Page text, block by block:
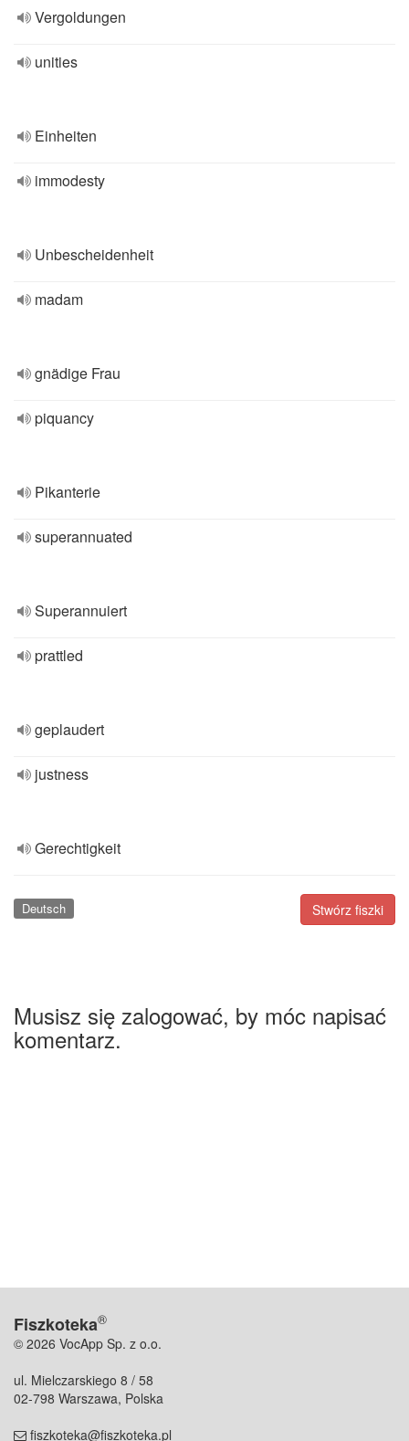
Vergoldungen
unities
Einheiten
immodesty
Unbescheidenheit
madam
gnädige Frau
piquancy
Pikanterie
superannuated
Superannuiert
prattled
geplaudert
justness
Gerechtigkeit
Stwórz fiszki
Deutsch
Musisz się zalogować, by móc napisać
komentarz.
Fiszkoteka®
© 2026 VocApp Sp. z o.o.
ul. Mielczarskiego 8 / 58
02-798 Warszawa, Polska
fiszkoteka@fiszkoteka.pl